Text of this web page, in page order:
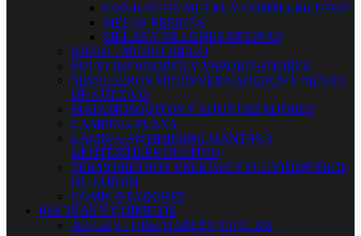
CONJUNTOS METAL Y COMPLEMENTOS
MESAS RESINAS
SILLAS Y SILLONES RESINAS
RIEGO - MICRO RIEGO
PULVERIZADORES Y VAPORIZADORES
SEMILLEROS MINIINVERNADEROS Y MESAS
DE CULTIVO
MATAMOSQUITOS Y AHUYENTADORES
CAMPING-PLAYA
LÁMINA ANTIHIERBA MANTAS Y
GEOTÉXTILES CULTIVO
TERMOMETROS VELETAS Y PLUVIÓMETROS
DE JARDÍN
COMPOSTADORES
PISCINAS Y QUIMICOS
JUEGOS - HINCHABLES Y RELAX